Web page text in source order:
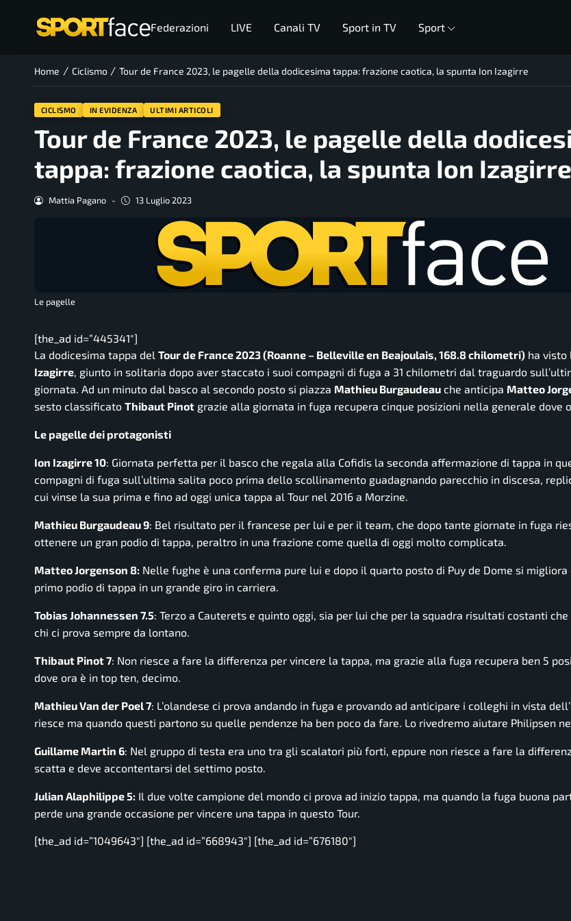
Federazioni LIVE Canali TV Sport in TV Sport
Home / Ciclismo / Tour de France 2023, le pagelle della dodicesima tappa: frazione caotica, la spunta Ion Izagirre
CICLISMO IN EVIDENZA ULTIMI ARTICOLI
Tour de France 2023, le pagelle della
tappa: frazione caotica, la spunta Ion Izagirre
Mattia Pagano - 13 Luglio 2023
Le pagelle
[the_ad id=”445341″]
La dodicesima tappa del Tour de France 2023 (Roanne – Belleville en Beajoulais, 168.8 chilometri) ha visto
Izagirre, giunto in solitaria dopo aver staccato i suoi compagni di fuga a 31 chilometri dal traguardo
giornata. Ad un minuto dal basco al secondo posto si piazza Mathieu Burgaudeau che anticipa Matteo
sesto classificato Thibaut Pinot grazie alla giornata in fuga recupera cinque posizioni nella generale dove
Le pagelle dei protagonisti
Ion Izagirre 10: Giornata perfetta per il basco che regala alla Cofidis la seconda affermazione di tappa in
compagni di fuga sull’ultima salita poco prima dello scollinamento guadagnando parecchio in discesa,
cui vinse la sua prima e fino ad oggi unica tappa al Tour nel 2016 a Morzine.
Mathieu Burgaudeau 9: Bel risultato per il francese per lui e per il team, che dopo tante giornate in fuga
ottenere un gran podio di tappa, peraltro in una frazione come quella di oggi molto complicata.
Matteo Jorgenson 8: Nelle fughe è una conferma pure lui e dopo il quarto posto di Puy de Dome si
primo podio di tappa in un grande giro in carriera.
Tobias Johannessen 7.5: Terzo a Cauterets e quinto oggi, sia per lui che per la squadra risultati costanti
chi ci prova sempre da lontano.
Thibaut Pinot 7: Non riesce a fare la differenza per vincere la tappa, ma grazie alla fuga recupera ben 5
dove ora è in top ten, decimo.
Mathieu Van der Poel 7: L’olandese ci prova andando in fuga e provando ad anticipare i colleghi in vista
riesce ma quando questi partono su quelle pendenze ha ben poco da fare. Lo rivedremo aiutare Philipsen
Guillame Martin 6: Nel gruppo di testa era uno tra gli scalatori più forti, eppure non riesce a fare la
scatta e deve accontentarsi del settimo posto.
Julian Alaphilippe 5: Il due volte campione del mondo ci prova ad inizio tappa, ma quando la fuga buona
perde una grande occasione per vincere una tappa in questo Tour.
[the_ad id=”1049643″] [the_ad id=”668943″] [the_ad id=”676180″]